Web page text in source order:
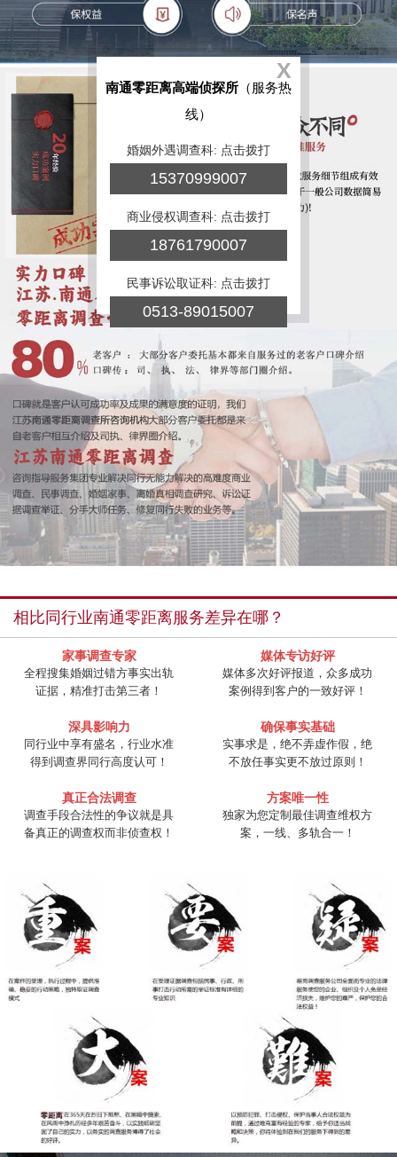
相比同行业南通零距离服务差异在哪？
家事调查专家
全程搜集婚姻过错方事实出轨
证据，精准打击第三者！
媒体专访好评
媒体多次好评报道，众多成功
案例得到客户的一致好评！
深具影响力
同行业中享有盛名，行业水准
得到调查界同行高度认可！
确保事实基础
实事求是，绝不弄虚作假，绝
不放任事实更不放过原则！
真正合法调查
调查手段合法性的争议就是具
备真正的调查权而非侦查权！
方案唯一性
独家为您定制最佳调查维权方
案，一线、多轨合一！
X
南通零距离高端侦探所 （服务热
线）
婚姻外遇调查科: 点击拨打
15370999007
商业侵权调查科: 点击拨打
18761790007
民事诉讼取证科: 点击拨打
0513-89015007